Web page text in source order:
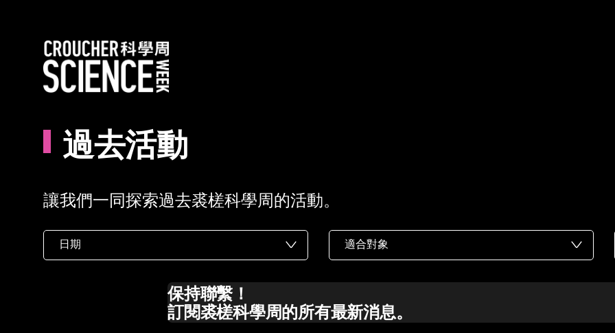
過去活動
讓我們一同探索過去裘槎科學周的活動。
日期 適合對象
保持聯繫！
訂閱裘槎科學周的所有最新消息。